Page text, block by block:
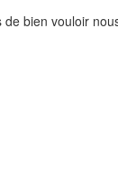
bien vouloir